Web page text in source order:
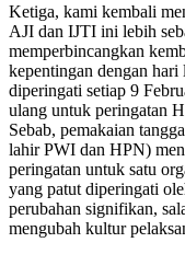
Ketiga, kami kembali
AJI dan IJTI ini lebih
memperbincangkan
kepentingan dengan
diperingati setiap 9
ulang untuk peringatan
Sebab, pemakaian
lahir PWI dan HPN)
peringatan untuk satu
yang patut diperingati
perubahan signifikan,
mengubah kultur